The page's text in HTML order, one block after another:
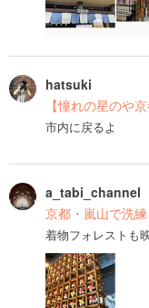
hatsuki
【憧れの星のや
市内に戻るよ
a_tabi_channel
京都・嵐山で洗
着物フォレストも映